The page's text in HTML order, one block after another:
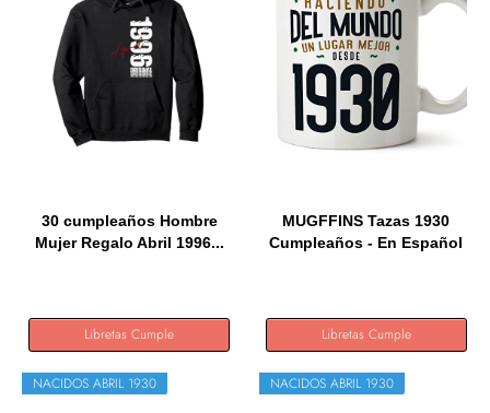
30 cumpleaños Hombre
Mujer Regalo Abril 1996...
Libretas Cumple
MUGFFINS Tazas 1930
Cumpleaños - En Español
Libretas Cumple
NACIDOS ABRIL 1930 NACIDOS ABRIL 1930